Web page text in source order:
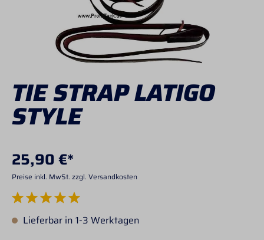
TIE STRAP LATIGO
STYLE
25,90 €*
Preise inkl. MwSt. zzgl. Versandkosten
Durchschnittliche Bewertung von 5 von 5 Sternen
Lieferbar in 1-3 Werktagen